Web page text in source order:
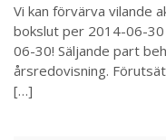
Vi kan förvärva vilande
bokslut per 2014-06-
06-30! Säljande part
årsredovisning.
[…]